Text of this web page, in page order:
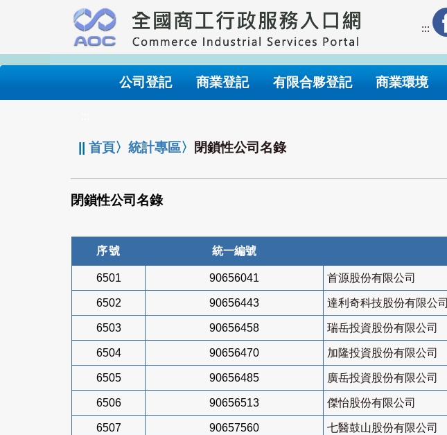
要
內
:::
公司登記 商業登記 有限合夥登記 商業環境
||首頁〉統計專區〉 閉鎖性公司名錄
閉鎖性公司名錄
序號 統一編號
6501 90656041 首源股份有限公司
6502 90656443 達利奇科技股份有限公司
6503 90656458 瑞岳投資股份有限公司
6504 90656470 加隆投資股份有限公司
6505 90656485 廣岳投資股份有限公司
6506 90656513 傑怡股份有限公司
6507 90657560 七醫鼓山股份有限公司